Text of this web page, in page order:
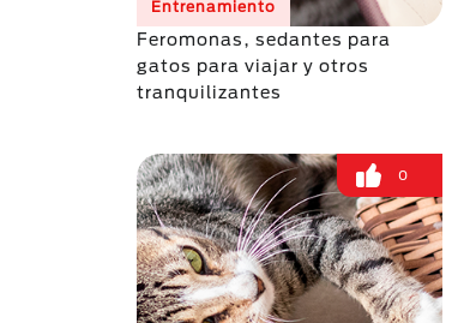
Entrenamiento
Feromonas, sedantes para
gatos para viajar y otros
tranquilizantes
0